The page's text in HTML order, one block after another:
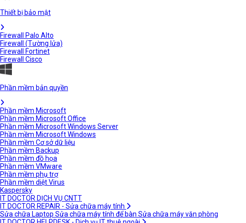
Thiết bị bảo mật
Firewall Palo Alto
Firewall (Tường lửa)
Firewall Fortinet
Firewall Cisco
Phần mềm bản quyền
Phần mềm Microsoft
Phần mềm Microsoft Office
Phần mềm Microsoft Windows Server
Phần mềm Microsoft Windows
Phần mềm Cơ sở dữ liệu
Phần mềm Backup
Phần mềm đồ họa
Phần mềm VMware
Phần mềm phụ trợ
Phần mềm diệt Virus
Kaspersky
IT DOCTOR DỊCH VỤ CNTT
IT DOCTOR REPAIR - Sửa chữa máy tính
Sửa chữa Laptop Sửa chữa máy tính để bàn Sửa chữa máy văn phòng